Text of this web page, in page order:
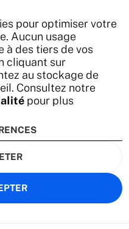
pour optimiser votre
Aucun usage
à des tiers de vos
cliquant sur
au stockage de
Consultez notre
pour plus